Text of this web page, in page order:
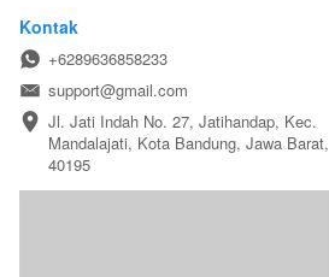
Kontak
+6289636858233
support@gmail.com
Jl. Jati Indah No. 27, Jatihandap, Kec.
Mandalajati, Kota Bandung, Jawa Barat,
40195